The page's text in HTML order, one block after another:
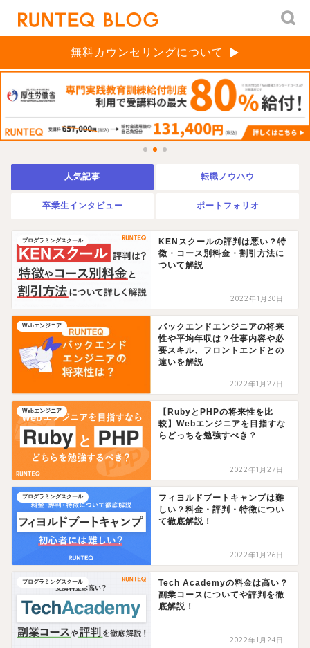
無料カウンセリングについて
人気記事 転職ノウハウ
卒業生インタビュー ポートフォリオ
プログラミングスクール
KENスクールの評判は悪い？特
徴・コース別料金・割引方法に
ついて解説
2022年1月30日
Webエンジニア
バックエンドエンジニアの将来
性や平均年収は？仕事内容や必
要スキル、フロントエンドとの
違いを解説
2022年1月27日
Webエンジニア
【RubyとPHPの将来性を比
較】Webエンジニアを目指すな
らどっちを勉強すべき？
2022年1月27日
プログラミングスクール
フィヨルドブートキャンプは難
しい？料金・評判・特徴につい
て徹底解説！
2022年1月26日
プログラミングスクール
Tech Academyの料金は高い？
副業コースについてや評判を徹
底解説！
2022年1月24日